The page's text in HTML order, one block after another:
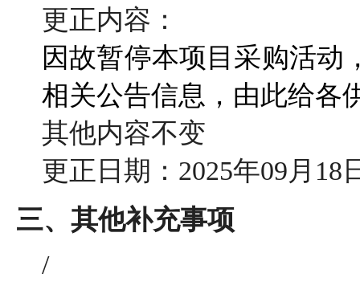
更正内容：
因故暂停本项目采购活动
相关公告信息，由此给各
其他内容不变
更正日期： 2025年09月18
三、其他补充事项
/